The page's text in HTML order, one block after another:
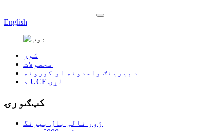
English
کور
محصولات
د بیرینګ واحدونه او کورونه
د UCF لړۍ
کټګورۍ
ژور نالی بال بیرنگ